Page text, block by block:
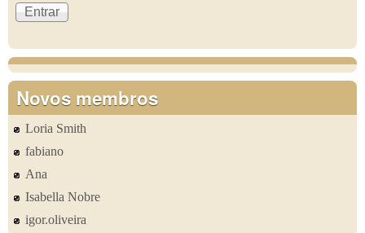
Novos membros
Loria Smith
fabiano
Ana
Isabella Nobre
igor.oliveira